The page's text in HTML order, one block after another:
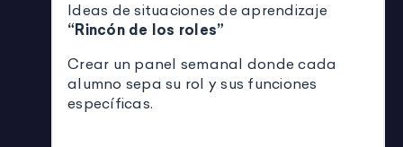
Ideas de situaciones de aprendizaje
“Rincón de los roles”
Crear un panel semanal donde cada
alumno sepa su rol y sus funciones
específicas.